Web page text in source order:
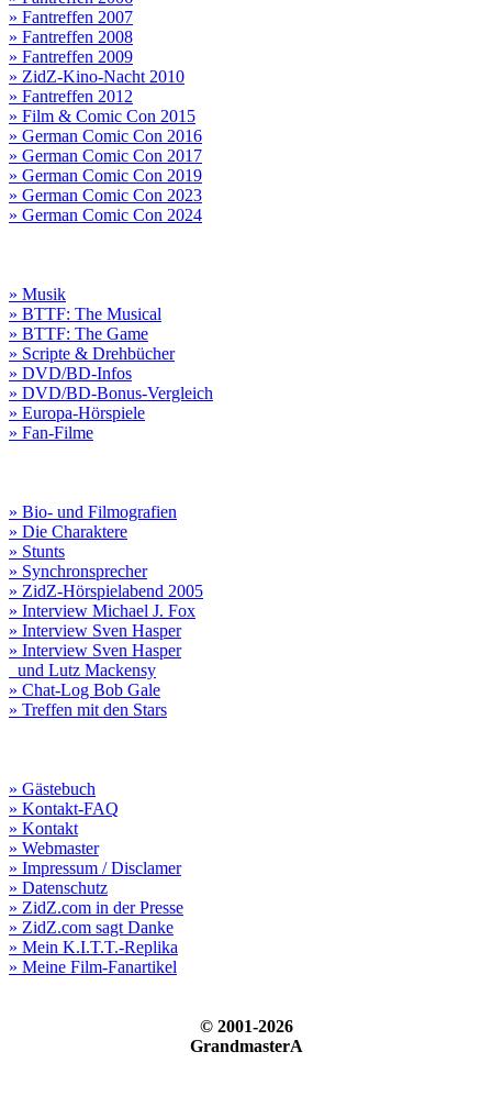
» Fantreffen 2007
» Fantreffen 2008
» Fantreffen 2009
» ZidZ-Kino-Nacht 2010
» Fantreffen 2012
» Film & Comic Con 2015
» German Comic Con 2016
» German Comic Con 2017
» German Comic Con 2019
» German Comic Con 2023
» German Comic Con 2024
» Musik
» BTTF: The Musical
» BTTF: The Game
» Scripte & Drehbücher
» DVD/BD-Infos
» DVD/BD-Bonus-Vergleich
» Europa-Hörspiele
» Fan-Filme
» Bio- und Filmografien
» Die Charaktere
» Stunts
» Synchronsprecher
» ZidZ-Hörspielabend 2005
» Interview Michael J. Fox
» Interview Sven Hasper
» Interview Sven Hasper
und Lutz Mackensy
» Chat-Log Bob Gale
» Treffen mit den Stars
» Gästebuch
» Kontakt-FAQ
» Kontakt
» Webmaster
» Impressum / Disclamer
» Datenschutz
» ZidZ.com in der Presse
» ZidZ.com sagt Danke
» Mein K.I.T.T.-Replika
» Meine Film-Fanartikel
© 2001-2026
GrandmasterA